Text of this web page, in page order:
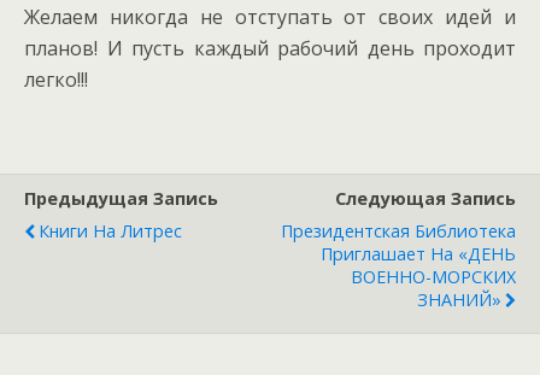
Желаем никогда не отступать от своих идей и
планов! И пусть каждый рабочий день проходит
легко!!!
Предыдущая Запись
Книги На Литрес
Следующая Запись
Президентская Библиотека
Приглашает На «ДЕНЬ
ВОЕННО-МОРСКИХ
ЗНАНИЙ»